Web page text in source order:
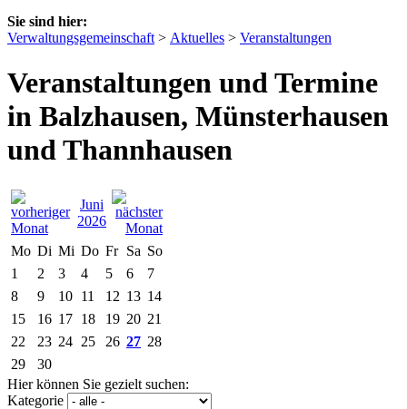
Sie sind hier:
Verwaltungsgemeinschaft > Aktuelles > Veranstaltungen
Veranstaltungen und Termine
in Balzhausen, Münsterhausen
und Thannhausen
Juni
2026
Mo Di Mi Do Fr Sa So
1
2 3 4 5 6
7
8
9 10 11 12 13 14
15
16 17 18 19 20 21
22
23 24 25 26 27 28
29
30
Hier können Sie gezielt suchen:
Kategorie